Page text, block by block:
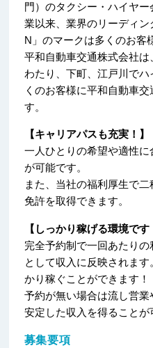
門）のタクシー・ハイヤ
業以来、業界のリーディ
N」のマークは多くのお客
平和自動車交通株式会社
わたり、下町、江戸川で
くのお客様に平和自動車
す。
【キャリアパスも充実！】
一人ひとりの希望や適性
が可能です。
また、当社の福利厚生で
免許を取得できます。
【しっかり稼げる環境です
完全予約制で一回あたり
として収入に反映されま
かり稼ぐことができます！
予約が無い場合は流し営
安定した収入を得ることが
募集要項